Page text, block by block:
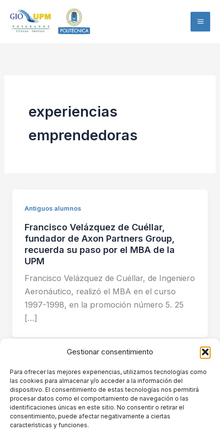
Gestionar consentimiento
Para ofrecer las mejores experiencias, utilizamos tecnologías como
las cookies para almacenar y/o acceder a la información del
dispositivo. El consentimiento de estas tecnologías nos permitirá
procesar datos como el comportamiento de navegación o las
identificaciones únicas en este sitio. No consentir o retirar el
consentimiento, puede afectar negativamente a ciertas
características y funciones.
contenido
experiencias
emprendedoras
Antiguos alumnos
Francisco Velázquez de Cuéllar,
fundador de Axon Partners Group,
recuerda su paso por el MBA de la
UPM
Francisco Velázquez de Cuéllar, de Ingeniero
Aeronáutico, realizó el MBA en el curso
1997-1998, en la promoción número 5. 25
[…]
Grupo de Ingeniería de Organización. Despachos A-126.
Escuela Técnica Superior de Ingenieros de Telecomunicación.Avenida
Complutense 30, Ciudad Universitaria. 28040 Madrid.Tfnos: +34 91